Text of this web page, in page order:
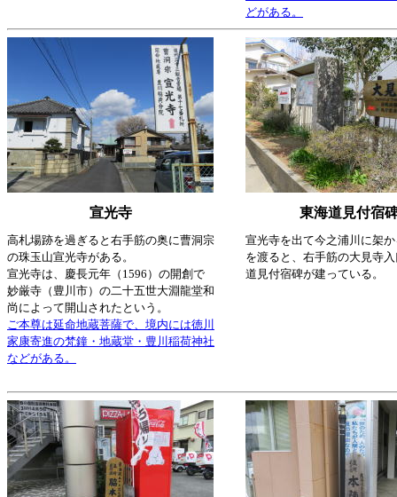
どがある。
宣光寺 東海道見付宿
高札場跡を過ぎると右手筋の奥に曹洞宗
の珠玉山宣光寺がある。
宣光寺は、慶長元年（1596）の開創で
妙厳寺（豊川市）の二十五世大淵龍堂和
尚によって開山されたという。
ご本尊は延命地蔵菩薩で、境内には徳川
家康寄進の梵鐘・地蔵堂・豊川稲荷神社
などがある。
宣光寺を出て今之浦川に架
を渡ると、右手筋の大見寺
道見付宿碑が建っている。